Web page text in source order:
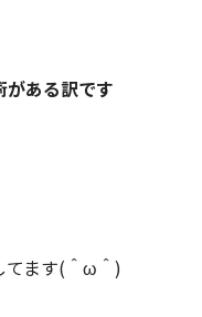
がある訳です
てます(＾ω＾)